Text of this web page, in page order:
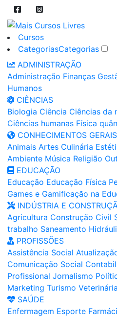
Cursos
CategoriasCategorias
ADMINISTRAÇÃO
Administração Finanças
Humanos
CIÊNCIAS
Biologia Ciência Ciências da
Ciências humanas Física
CONHECIMENTOS GERAIS
Animais Artes Culinária
Ambiente Música Religião
EDUCAÇÃO
Educação Educação Física
Games e Gamificação na
INDÚSTRIA E
Agricultura Construção Civil
trabalho Saneamento
PROFISSÕES
Assistência Social
Comunicação Social
Profissional Jornalismo
Marketing Turismo Veterinária
SAÚDE
Enfermagem Esporte